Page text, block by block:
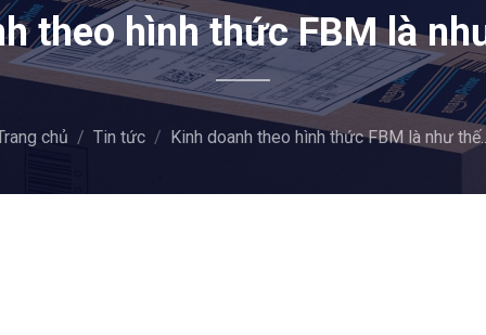
trên Amazon Quản lý bán
Quản lý team
theo hình thức FBM là
chủ Tin tức Kinh doanh theo hình thức FBM là như